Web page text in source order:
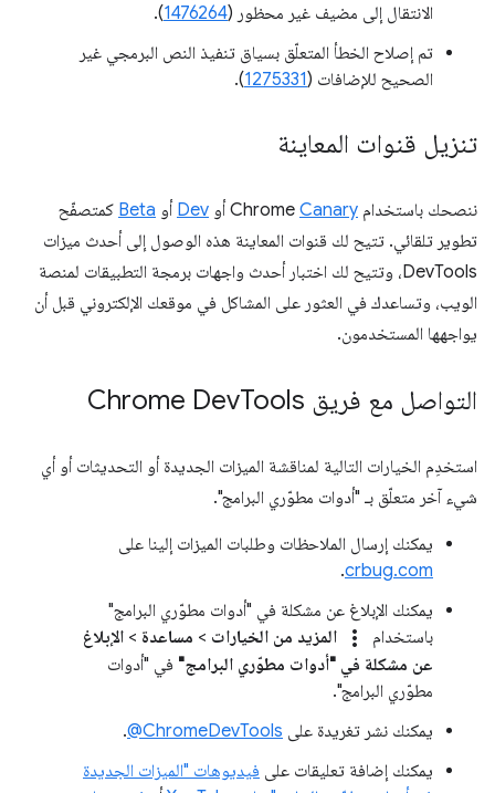
الانتقال إلى مضيف غير محظور (1476264
).
تم إصلاح الخطأ المتعلّق بسياق تنفيذ النص البرمجي غير
الصحيح للإضافات (1275331
).
تنزيل قنوات المعاينة
ننصحك باستخدام Chrome Canary أو Dev أو Beta كمتصفّح
تطوير تلقائي. تتيح لك قنوات المعاينة هذه الوصول إلى أحدث ميزات
DevTools، وتتيح لك اختبار أحدث واجهات برمجة التطبيقات لمنصة
الويب، وتساعدك في العثور على المشاكل في موقعك الإلكتروني قبل أن
يواجهها المستخدمون.
التواصل مع فريق Chrome Dev Tools
استخدِم الخيارات التالية لمناقشة الميزات الجديدة أو التحديثات أو أي
شيء آخر متعلّق بـ "أدوات مطوّري البرامج".
يمكنك إرسال الملاحظات وطلبات الميزات إلينا على
crbug.com
.
يمكنك الإبلاغ عن مشكلة في "أدوات مطوّري البرامج"
باستخدام
more_vert المزيد من الخيارات > مساعدة > الإبلاغ
عن مشكلة في "أدوات مطوّري البرامج" في "أدوات
مطوّري البرامج".
يمكنك نشر تغريدة على ‎@ChromeDevTools
.
يمكنك إضافة تعليقات على فيديوهات "الميزات الجديدة